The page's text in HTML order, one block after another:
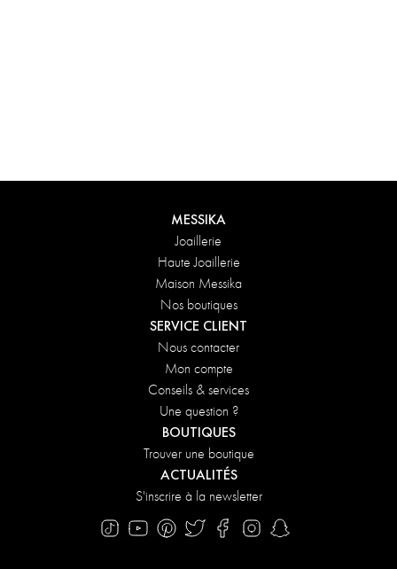
DÉCOUVRIR
MESSIKA
Joaillerie
Haute Joaillerie
Maison Messika
Nos boutiques
SERVICE CLIENT
Nous contacter
Mon compte
Conseils & services
Une question ?
BOUTIQUES
Trouver une boutique
ACTUALITÉS
S'inscrire à la newsletter